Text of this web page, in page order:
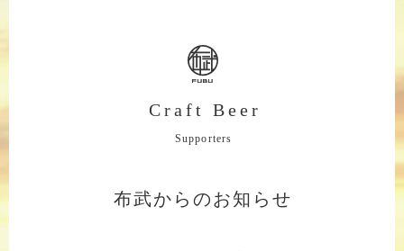
Craft Beer
Supporters
布武からのお知らせ